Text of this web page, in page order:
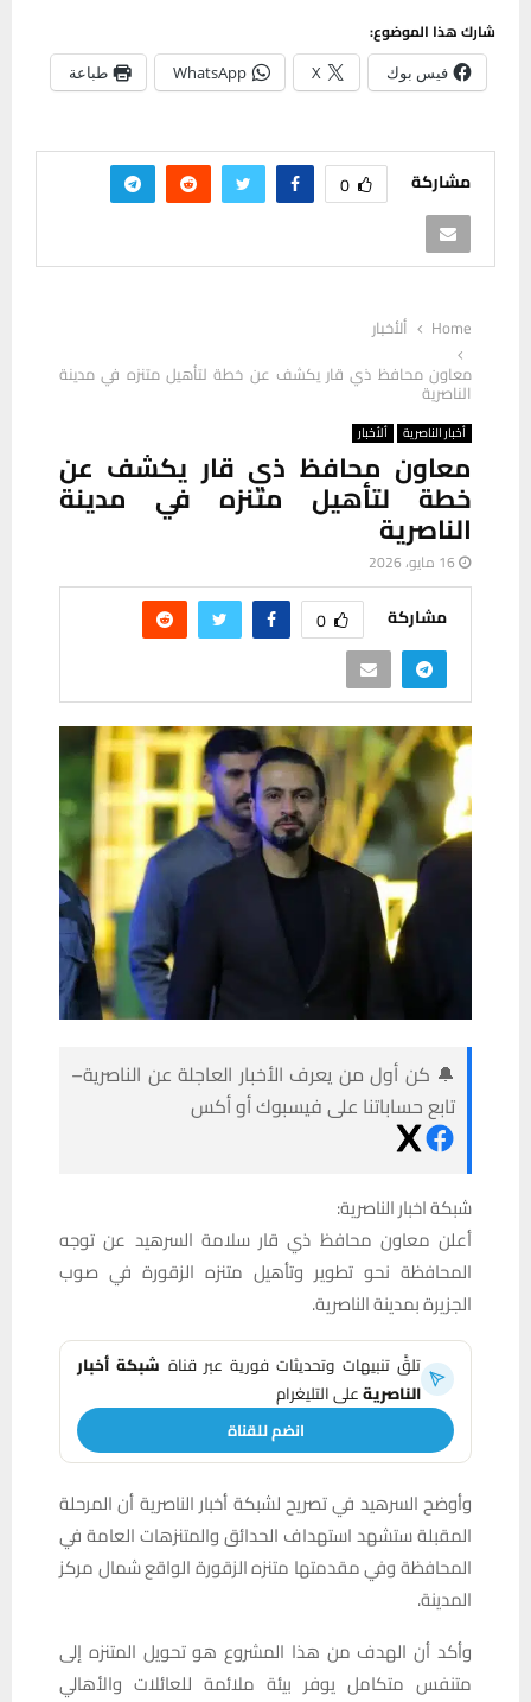
شارك هذا الموضوع:
فيس بوك X
WhatsApp طباعة
مشاركة 0
Home
ألأخبار
معاون محافظ ذي قار يكشف عن خطة لتأهيل متنزه في مدينة
الناصرية
أخبار الناصرية ألأخبار
معاون محافظ ذي قار يكشف عن
خطة لتأهيل متنزه في مدينة
الناصرية
16 مايو، 2026
مشاركة 0
🔔 كن أول من يعرف الأخبار العاجلة عن الناصرية–
تابع حساباتنا على فيسبوك أو أكس
شبكة اخبار الناصرية:
أعلن معاون محافظ ذي قار سلامة السرهيد عن توجه
المحافظة نحو تطوير وتأهيل متنزه الزقورة في صوب
الجزيرة بمدينة الناصرية.
تلقَّ تنبيهات وتحديثات فورية عبر قناة شبكة أخبار
الناصريةعلى التليغرام
انضم للقناة
وأوضح السرهيد في تصريح لشبكة أخبار الناصرية أن المرحلة
المقبلة ستشهد استهداف الحدائق والمتنزهات العامة في
المحافظة وفي مقدمتها متنزه الزقورة الواقع شمال مركز
المدينة.
وأكد أن الهدف من هذا المشروع هو تحويل المتنزه إلى
متنفس متكامل يوفر بيئة ملائمة للعائلات والأهالي